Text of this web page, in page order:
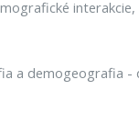
a demogeografia -